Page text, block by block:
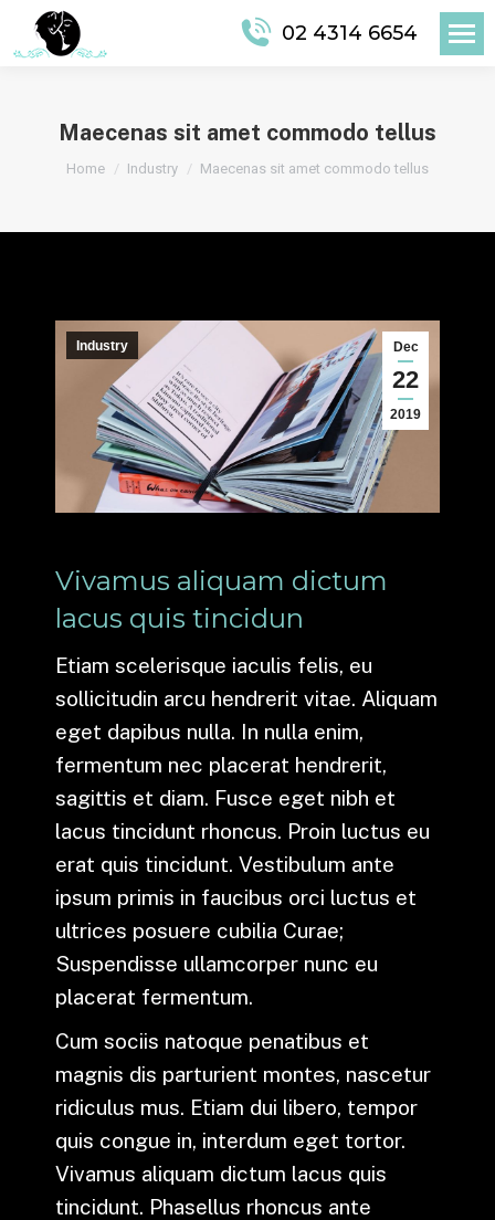
02 4314 6654
Maecenas sit amet commodo tellus
You are here:
Home Industry Maecenas sit amet commodo tellus
Dec
22
2019
Industry
Vivamus aliquam dictum
lacus quis tincidun
Etiam scelerisque iaculis felis, eu
sollicitudin arcu hendrerit vitae. Aliquam
eget dapibus nulla. In nulla enim,
fermentum nec placerat hendrerit,
sagittis et diam. Fusce eget nibh et
lacus tincidunt rhoncus. Proin luctus eu
erat quis tincidunt. Vestibulum ante
ipsum primis in faucibus orci luctus et
ultrices posuere cubilia Curae;
Suspendisse ullamcorper nunc eu
placerat fermentum.
Cum sociis natoque penatibus et
magnis dis parturient montes, nascetur
ridiculus mus. Etiam dui libero, tempor
quis congue in, interdum eget tortor.
Vivamus aliquam dictum lacus quis
tincidunt. Phasellus rhoncus ante